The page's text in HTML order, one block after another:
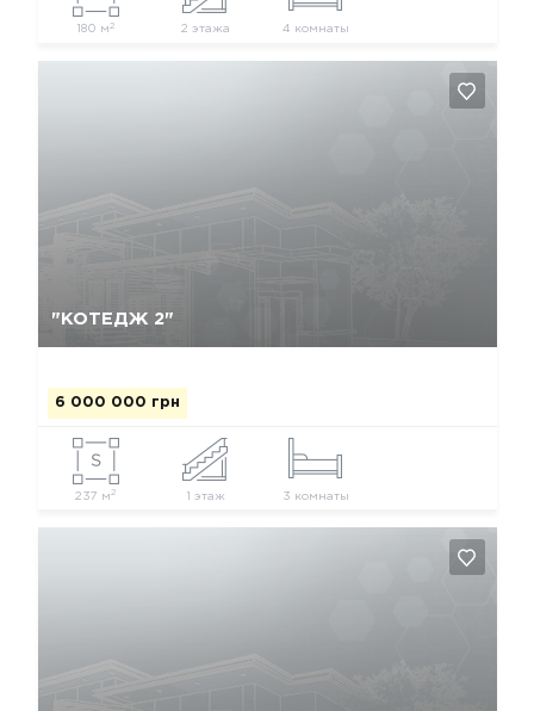
180 м 2 2 этажа 4 комнаты
"КОТЕДЖ 2"
6 000 000 грн
237 м2 1 этаж 3 комнаты